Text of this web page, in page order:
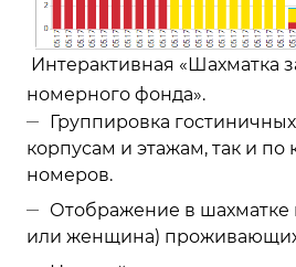
Интерактивная «Шахматка
номерного фонда».
Группировка
корпусам и этажам, так и по
номеров.
Отображение в шахматке
или женщина)